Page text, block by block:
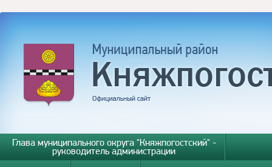
Глава муниципального округа "Княжпогостский" -
руководитель администрации